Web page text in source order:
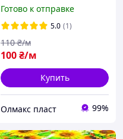
Готово к отправке
5.0 (1)
100₴/м
110 ₴/м
Купить
Олмакс пласт 99%